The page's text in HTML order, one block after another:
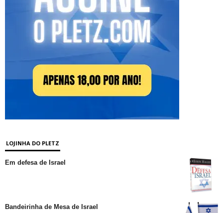
LOJINHA DO PLETZ
Em defesa de Israel
Bandeirinha de Mesa de Israel